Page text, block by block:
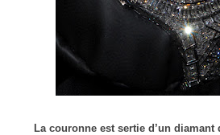
La couronne est sertie d’un diamant